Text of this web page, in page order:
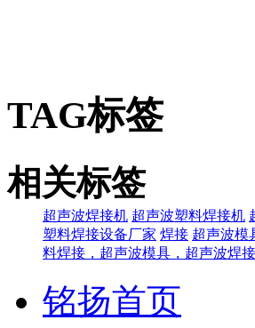
TAG标签
相关标签
超声波焊接机 超声波塑料焊接机
塑料焊接设备厂家 焊接 超声波模
料焊接，超声波模具，超声波焊接
铭扬首页